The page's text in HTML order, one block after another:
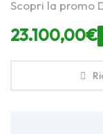
Scopri la promo
23.100,00€